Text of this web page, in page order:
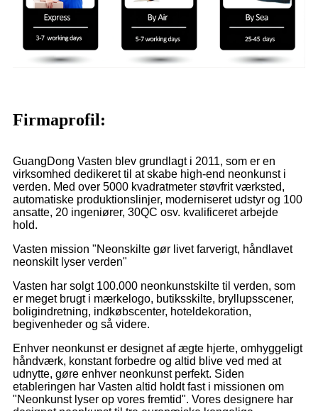
Firmaprofil:
GuangDong Vasten blev grundlagt i 2011, som er en
virksomhed dedikeret til at skabe high-end neonkunst i
verden. Med over 5000 kvadratmeter støvfrit værksted,
automatiske produktionslinjer, moderniseret udstyr og 100
ansatte, 20 ingeniører, 30QC osv. kvalificeret arbejde
hold.
Vasten mission "Neonskilte gør livet farverigt, håndlavet
neonskilt lyser verden"
Vasten har solgt 100.000 neonkunstskilte til verden, som
er meget brugt i mærkelogo, butiksskilte, bryllupsscener,
boligindretning, indkøbscenter, hoteldekoration,
begivenheder og så videre.
Enhver neonkunst er designet af ægte hjerte, omhyggeligt
håndværk, konstant forbedre og altid blive ved med at
udnytte, gøre enhver neonkunst perfekt. Siden
etableringen har Vasten altid holdt fast i missionen om
"Neonkunst lyser op vores fremtid". Vores designere har